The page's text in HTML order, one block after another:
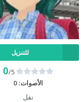
للتنزيل
0/5
الأصوات:0
نقل